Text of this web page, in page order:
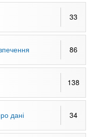
33
86
138
дані 34